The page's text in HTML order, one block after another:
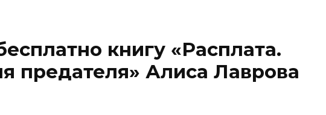
книгу «Расплата.
предателя» Алиса Лаврова